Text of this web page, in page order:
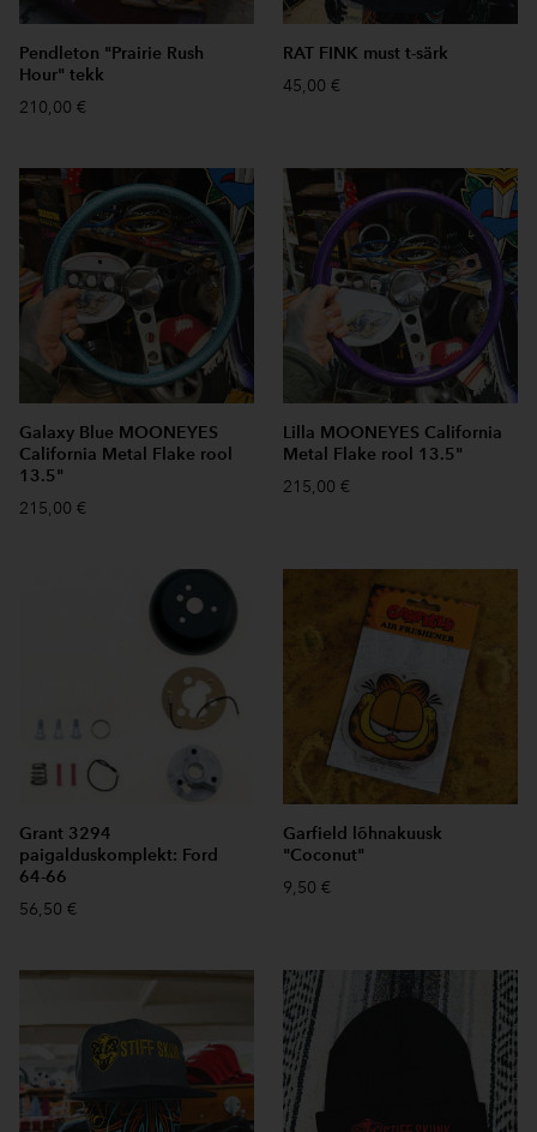
Pendleton "Prairie Rush
Hour" tekk
210,00 €
RAT FINK must t-särk
45,00 €
Galaxy Blue MOONEYES
California Metal Flake rool
13.5"
215,00 €
Lilla MOONEYES California
Metal Flake rool 13.5"
215,00 €
Grant 3294
paigalduskomplekt: Ford
64-66
56,50 €
Garfield lõhnakuusk
"Coconut"
9,50 €